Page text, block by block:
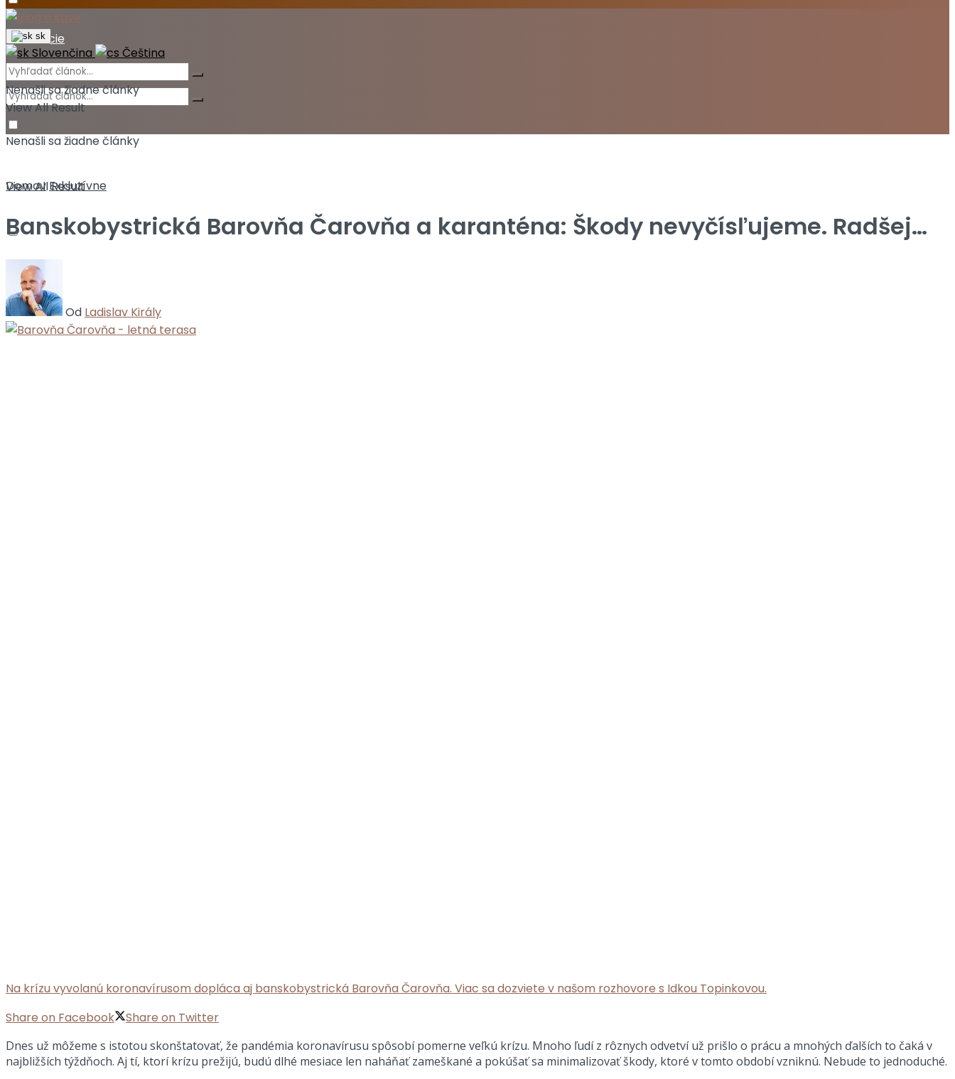
Akcie
Nenašli sa žiadne články
View All Result
sk
Slovenčina Čeština
Nenašli sa žiadne články
View All Result
Domov Exkluzívne
Banskobystrická Barovňa Čarovňa a karanténa: Škody nevyčísľujeme. Radšej…
Od Ladislav Király
Na krízu vyvolanú koronavírusom dopláca aj banskobystrická Barovňa Čarovňa. Viac sa dozviete v našom rozhovore s Idkou Topinkovou.
Share on Facebook
Share on Twitter
Dnes už môžeme s istotou skonštatovať, že pandémia koronavírusu spôsobí pomerne veľkú krízu. Mnoho ľudí z rôznych odvetví už prišlo o prácu a mnohých ďalších to čaká v
najbližších týždňoch. Aj tí, ktorí krízu prežijú, budú dlhé mesiace len naháňať zameškané a pokúšať sa minimalizovať škody, ktoré v tomto období vzniknú. Nebude to jednoduché.